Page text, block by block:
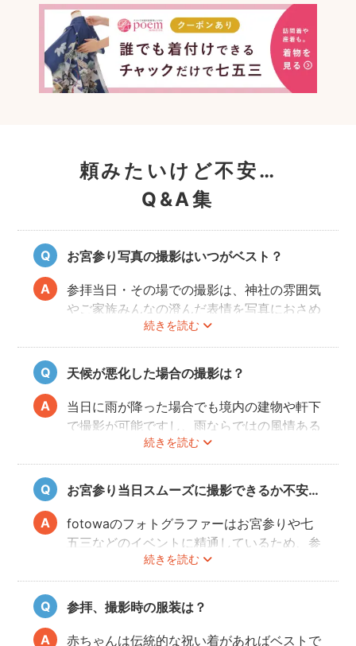
頼みたいけど不安…
Q&A集
お宮参り写真の撮影はいつがベスト？
続きを読む
参拝当日・その場での撮影は、神社の雰囲気
やご家族みんなの澄んだ表情を写真におさめ
ることできオススメですが、当日は慌ただし
くて撮影はちょっと…という場合でも、出発
前のご自宅や参拝後のお食事会など想い出に
残る記念写真を撮影できます。
天候が悪化した場合の撮影は？
続きを読む
当日に雨が降った場合でも境内の建物や軒下
で撮影が可能ですし、雨ならではの風情ある
写真にも仕上がります。
また、撮影の実施が難しいと判断される天候
不良の場合、事前にフォトグラファーと決行
もしくは日時変更を相談してください。
日時変更方法はこちらをご参照ください。
お宮参り当日スムーズに撮影できるか不安…
続きを読む
fotowaのフォトグラファーはお宮参りや七
五三などのイベントに精通しているため、参
拝や家族団欒を乱すことなくスムーズに撮影
することができます。
参拝、撮影時の服装は？
赤ちゃんは伝統的な祝い着があればベストで